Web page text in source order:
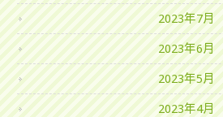
2023年7月
2023年6月
2023年5月
2023年4月